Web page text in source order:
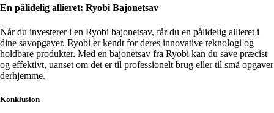
En pålidelig allieret: Ryobi Bajonetsav
Når du investerer i en Ryobi bajonetsav, får du en pålidelig allieret i
dine savopgaver. Ryobi er kendt for deres innovative teknologi og
holdbare produkter. Med en bajonetsav fra Ryobi kan du save præcist
og effektivt, uanset om det er til professionelt brug eller til små opgaver
derhjemme.
Konklusion